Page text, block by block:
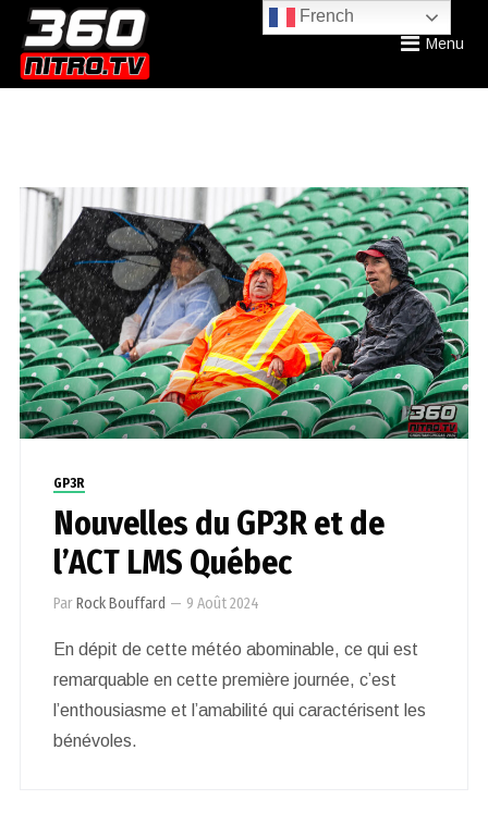
Menu
GP3R
Nouvelles du GP3R et de
l’ACT LMS Québec
ParRock Bouffard — 9 Août 2024
En dépit de cette météo abominable, ce qui est
remarquable en cette première journée, c’est
l’enthousiasme et l’amabilité qui caractérisent les
bénévoles.
French